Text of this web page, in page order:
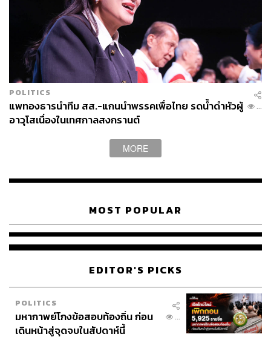
POLITICS
แพทองธารนำทีม สส.-แกนนำพรรคเพื่อไทย รดน้ำดำหัวผู้
อาวุโสเนื่องในเทศกาลสงกรานต์
...
MORE
MOST POPULAR
EDITOR'S PICKS
POLITICS
มหากาพย์โกงข้อสอบท้องถิ่น ก่อน
เดินหน้าสู่จุดจบในสัปดาห์นี้
...